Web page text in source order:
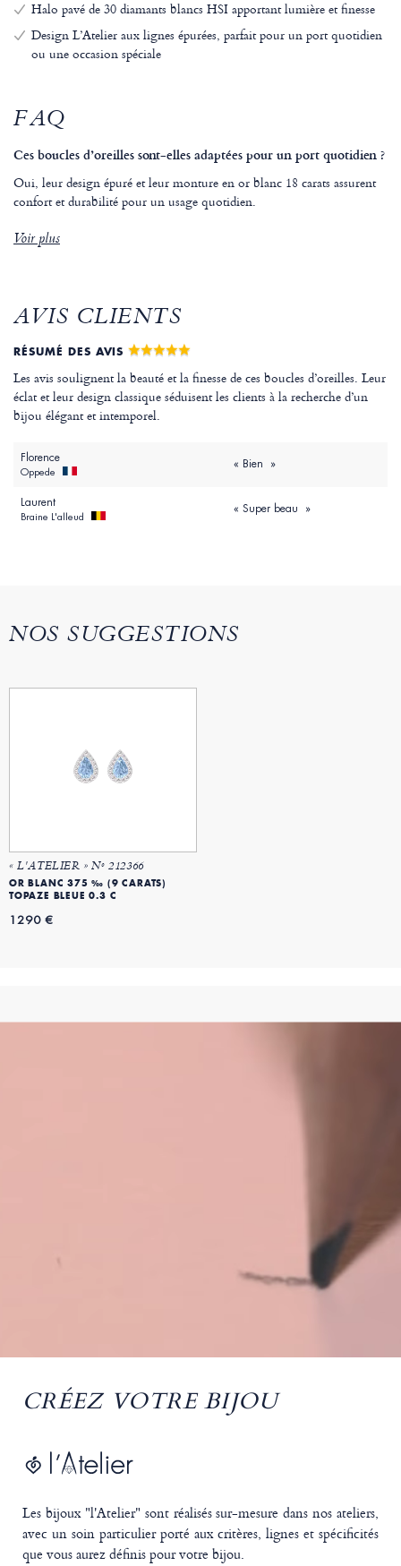
Halo pavé de 30 diamants blancs HSI apportant lumière et finesse
Design L’Atelier aux lignes épurées, parfait pour un port quotidien
ou une occasion spéciale
FAQ
Ces boucles d’oreilles sont-elles adaptées pour un port quotidien ?
Oui, leur design épuré et leur monture en or blanc 18 carats assurent
confort et durabilité pour un usage quotidien.
Voir plus
AVIS CLIENTS
RÉSUMÉ DES AVIS
Les avis soulignent la beauté et la finesse de ces boucles d’oreilles. Leur
éclat et leur design classique séduisent les clients à la recherche d’un
bijou élégant et intemporel.
Florence
Oppede
« Bien »
Laurent
Braine L'alleud
« Super beau »
NOS SUGGESTIONS
« L'ATELIER » Nº 212366
OR BLANC 375 ‰ (9 CARATS)
TOPAZE BLEUE 0.3 C
1290 €
CRÉEZ VOTRE BIJOU
Les bijoux "l'Atelier" sont réalisés sur-mesure dans nos ateliers,
avec un soin particulier porté aux critères, lignes et spécificités
que vous aurez définis pour votre bijou.